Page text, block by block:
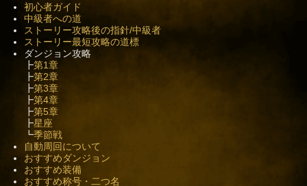
初心者ガイド
中級者への道
ストーリー攻略後の指針/中級者
ストーリー最短攻略の道標
ダンジョン攻略
┣第1章
┣第2章
┣第3章
┣第4章
┣第5章
┣星座
┗季節戦
自動周回について
おすすめダンジョン
おすすめ装備
おすすめ称号・二つ名